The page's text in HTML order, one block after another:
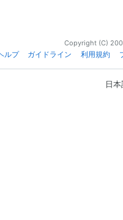
Copyright (C)
ルプ
ガイドライン 利用規約
日本